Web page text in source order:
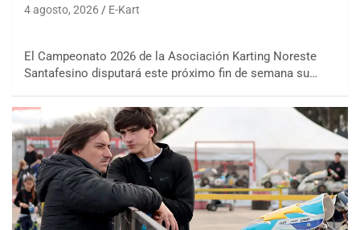
4 agosto, 2026 E-Kart
El Campeonato 2026 de la Asociación Karting Noreste
Santafesino disputará este próximo fin de semana su…